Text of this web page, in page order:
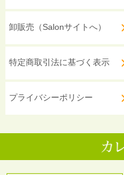
卸販売（Salonサイトへ）
特定商取引法に基づく表示
プライバシーポリシー